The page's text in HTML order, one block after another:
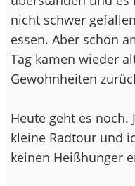
nicht schwer
essen. Aber schon
Tag kamen wieder
Gewohnheiten
Heute geht es noch.
kleine Radtour und
keinen Heißhunger